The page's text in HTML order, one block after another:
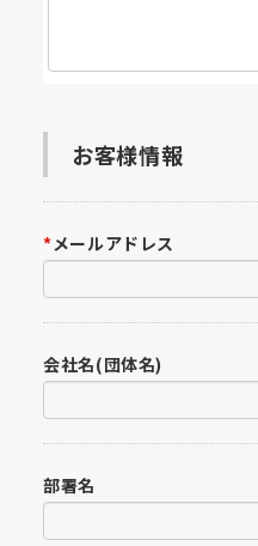
お客様情報
*メールアドレス
会社名(団体名)
部署名